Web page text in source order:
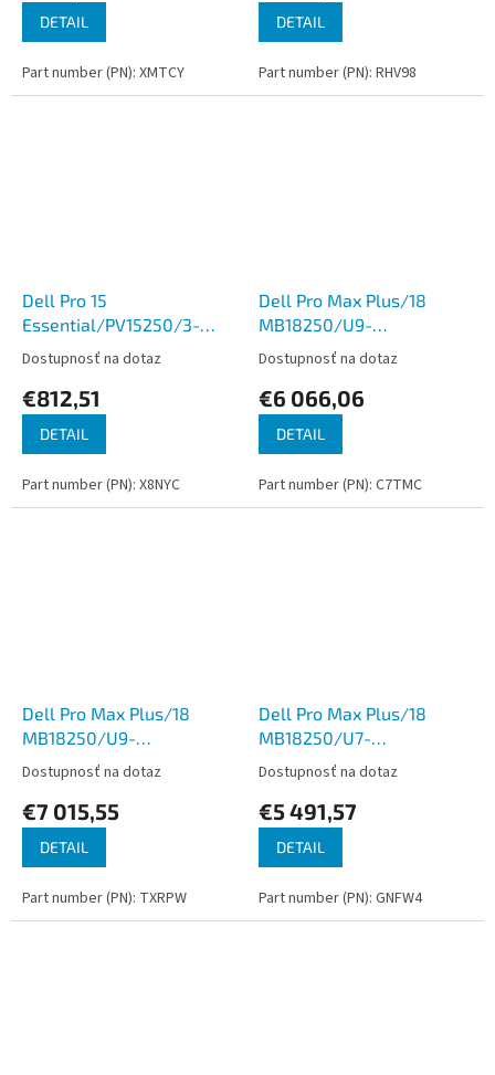
DETAIL
Part number (PN): XMTCY
DETAIL
Part number (PN): RHV98
Dell Pro 15
Essential/PV15250/3-
100U/15,6''/FHD/8GB/512GB/Intel
int/W11H/Black/3R NBD
Dostupnosť na dotaz
€812,51
DETAIL
Part number (PN): X8NYC
Dell Pro Max Plus/18
MB18250/U9-
285HX/18''/2560x1600/
3000/W11P/Gray/3R NBD
Dostupnosť na dotaz
€6 066,06
DETAIL
Part number (PN): C7TMC
Dell Pro Max Plus/18
MB18250/U9-
285HX/18''/2560x1600/64GB/1TB/RTX
3000/W11P/Gray/3R NBD
Dostupnosť na dotaz
€7 015,55
DETAIL
Part number (PN): TXRPW
Dell Pro Max Plus/18
MB18250/U7-
265HX/18''/2560x1600/
3000/W11P/Gray/3R NBD
Dostupnosť na dotaz
€5 491,57
DETAIL
Part number (PN): GNFW4